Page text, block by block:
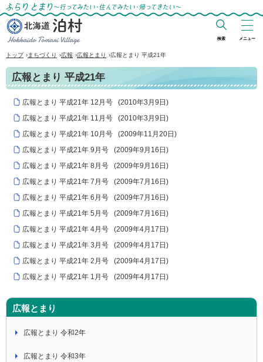
ふらりとまり～行ってみたい・住んでみた
い・帰ってきたい～
北海道 泊村
Hokkaido Tomari
Village
検索 メニュー
トップ ›まちづくり ›広報 ›広報とまり ›広報とまり 平成21年
広報とまり 平成21年
広報とまり 平成21年 12月号 (2010年3月9日 )
広報とまり 平成21年 11月号
(2010年3月9日 )
広報とまり 平成21年 10月号
(2009年11月20日 )
広報とまり 平成21年 9月号
(2009年9月16日 )
広報とまり 平成21年 8月号
(2009年9月16日 )
広報とまり 平成21年 7月号
(2009年7月16日 )
広報とまり 平成21年 6月号
(2009年7月16日 )
広報とまり 平成21年 5月号
(2009年7月16日 )
広報とまり 平成21年 4月号
(2009年4月17日 )
広報とまり 平成21年 3月号
(2009年4月17日 )
広報とまり 平成21年 2月号
(2009年4月17日 )
広報とまり 平成21年 1月号
(2009年4月17日 )
広報とまり
広報とまり 令和2年
広報とまり 令和3年